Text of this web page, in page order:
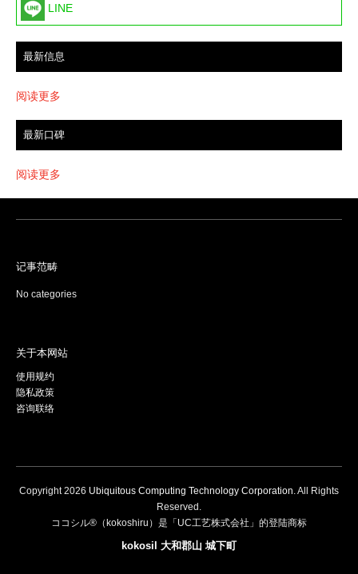
LINE
最新信息
阅读更多
最新口碑
阅读更多
记事范畴
No categories
关于本网站
使用规约
隐私政策
咨询联络
Copyright2026 Ubiquitous Computing Technology Corporation. All Rights
Reserved.
ココシル®（kokoshiru）是「UC工艺株式会社」的登陆商标
kokosil 大和郡山 城下町